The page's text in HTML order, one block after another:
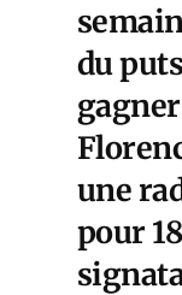
du
une
pour